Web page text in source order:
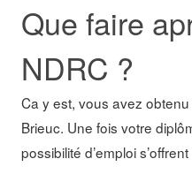
Que faire
NDRC ?
Ca y est, vous avez
Brieuc. Une fois votre
possibilité d’emploi